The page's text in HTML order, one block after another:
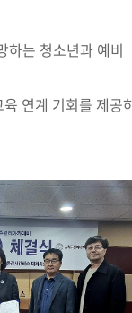
하는 청소년과 예비
연계 기회를 제공